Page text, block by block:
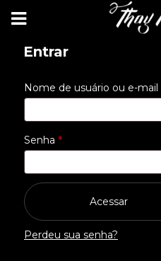
Entrar
Nome de usuário ou e-mail
Senha *Obrigatório
Acessar
Perdeu sua senha?